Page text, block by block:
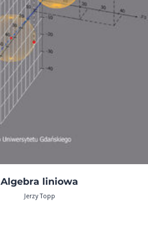
Algebra liniowa
Jerzy Topp